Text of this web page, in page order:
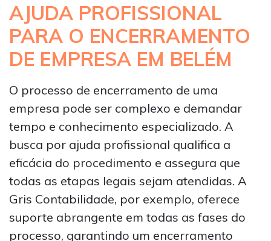
AJUDA PROFISSIONAL
PARA O ENCERRAMENTO
DE EMPRESA EM BELÉM
O processo de encerramento de uma
empresa pode ser complexo e demandar
tempo e conhecimento especializado. A
busca por ajuda profissional qualifica a
eficácia do procedimento e assegura que
todas as etapas legais sejam atendidas. A
Gris Contabilidade, por exemplo, oferece
suporte abrangente em todas as fases do
processo, garantindo um encerramento